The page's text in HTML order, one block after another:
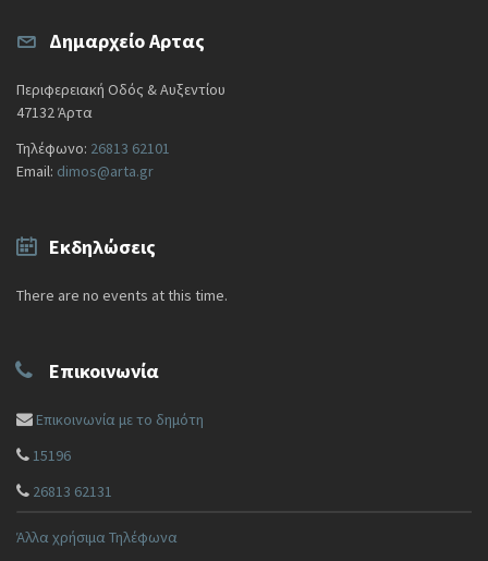
Δημαρχείο Αρτας
Περιφερειακή Οδός & Αυξεντίου
47132 Άρτα
Τηλέφωνο: 26813 62101
Email: dimos@arta.gr
Εκδηλώσεις
There are no events at this time.
Επικοινωνία
Επικοινωνία με το δημότη
15196
26813 62131
Άλλα χρήσιμα Τηλέφωνα